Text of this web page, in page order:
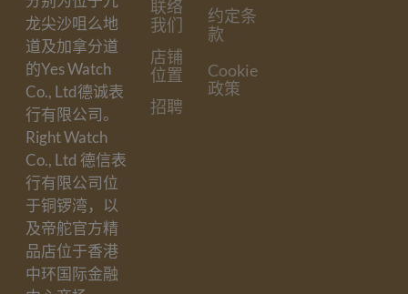
联络
我们
店铺
位置
招聘
约定条
款
Cookie
政策
龙尖沙咀么地
道及加拿分道
的Yes Watch
Co., Ltd德诚表
行有限公司。
Right Watch
Co., Ltd 德信表
行有限公司位
于铜锣湾，以
及帝舵官方精
品店位于香港
中环国际金融